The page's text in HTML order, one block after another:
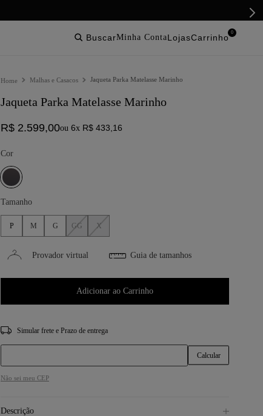
buscar lojas
0
Malhas e Casacos Jaqueta Parka Matelasse Marinho
Jaqueta Parka Matelasse Marinho
R$ 2.599,00ou 6x R$ 433 16
Cor
Tamanho
P M G GG X
Provador virtual Guia de tamanhos
Adicionar ao Carrinho
CEP
Não sei meu CEP
Descrição